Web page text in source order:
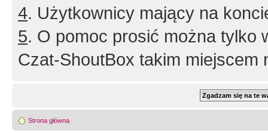
4. Użytkownicy mający na
5. O pomoc prosić można tylko
Czat-ShoutBox takim miejscem
Strona główna